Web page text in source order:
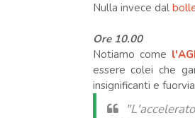
Nulla invece dal
Ore 10.00
Notiamo come l'AGI
essere colei che
insignificanti e